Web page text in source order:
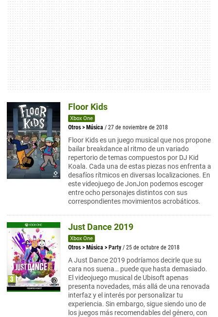
Floor Kids
Xbox One
Otros > Música / 27 de noviembre de 2018
Floor Kids es un juego musical que nos propone
bailar breakdance al ritmo de un variado
repertorio de temas compuestos por DJ Kid
Koala. Cada una de estas piezas nos enfrenta a
desafíos rítmicos en diversas localizaciones. En
este videojuego de JonJon podemos escoger
entre ocho personajes distintos con sus
correspondientes movimientos acrobáticos.
Just Dance 2019
Xbox One
Otros > Música > Party / 25 de octubre de 2018
A Just Dance 2019 podríamos decirle que su
cara nos suena… puede que hasta demasiado.
El videojuego musical de Ubisoft apenas
presenta novedades, más allá de una renovada
interfaz y el interés por personalizar tu
experiencia. Sin embargo, sigue siendo uno de
los juegos más recomendables del género, con